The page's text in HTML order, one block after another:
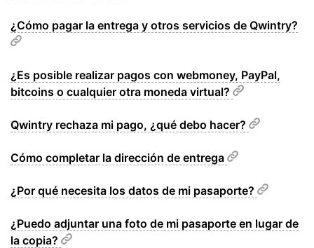
¿Cómo pagar la entrega y otros servicios de Qwintry?
¿Es posible realizar pagos con webmoney, PayPal,
bitcoins o cualquier otra moneda virtual?
Qwintry rechaza mi pago, ¿qué debo hacer?
Cómo completar la dirección de entrega
¿Por qué necesita los datos de mi pasaporte?
¿Puedo adjuntar una foto de mi pasaporte en lugar de
la copia?